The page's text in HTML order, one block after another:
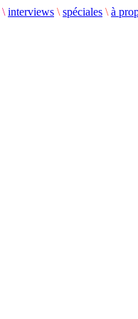
\ interviews \ spéciales \ à